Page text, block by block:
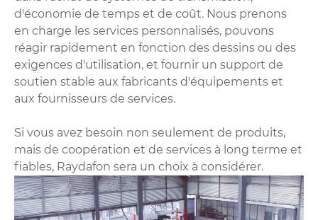
d'économie de temps et de coût. Nous prenons
en charge les services personnalisés, pouvons
réagir rapidement en fonction des dessins ou des
exigences d'utilisation, et fournir un support de
soutien stable aux fabricants d'équipements et
aux fournisseurs de services.
Si vous avez besoin non seulement de produits,
mais de coopération et de services à long terme et
fiables, Raydafon sera un choix à considérer.